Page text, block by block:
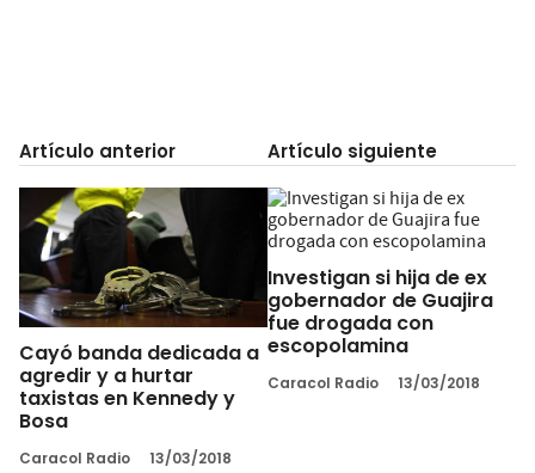
Artículo anterior
Cayó banda dedicada a
agredir y a hurtar
taxistas en Kennedy y
Bosa
Caracol Radio 13/03/2018
Artículo siguiente
Investigan si hija de ex
gobernador de Guajira
fue drogada con
escopolamina
Caracol Radio 13/03/2018